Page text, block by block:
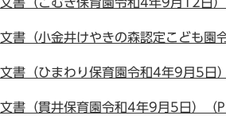
書（小金井けやきの森認定こども園
書（ひまわり保育園令和4年9月5日
書（貫井保育園令和4年9月5日）（